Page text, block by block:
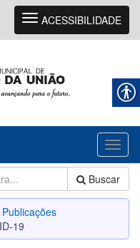
Navegação
ACESSIBILIDADE
Buscar
Publicações
19